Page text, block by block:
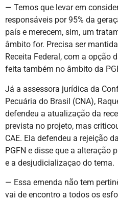
— Temos que levar em
responsáveis por 95% da
país e merecem, sim, um
âmbito for. Precisa ser
Receita Federal, com a opção
feita também no âmbito da
Já a assessora jurídica da
Pecuária do Brasil (CNA),
defendeu a atualização da
prevista no projeto, mas
CAE. Ela defendeu a rejeição
PGFN e disse que a alteração
e a desjudicializaçao do tema.
— Essa emenda não tem
vai de encontro a todos os